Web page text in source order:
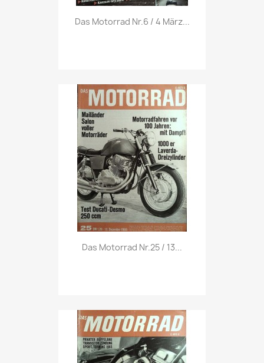
Vorschau
Das Motorrad Nr.6 / 4 März...
Vorschau
Das Motorrad Nr.25 / 13...